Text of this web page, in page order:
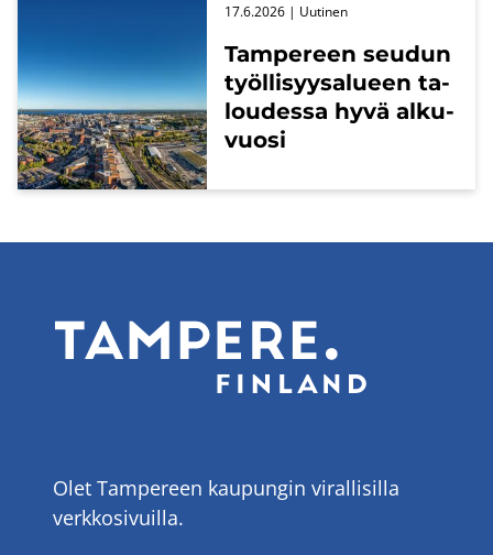
Tam­pe­reen seu­dun
työl­li­syy­sa­lu­een ta­
lou­des­sa hyvä al­ku­
vuo­si
17.6.2026 | Uu­ti­nen
Olet Tampereen kaupungin virallisilla
verkkosivuilla.